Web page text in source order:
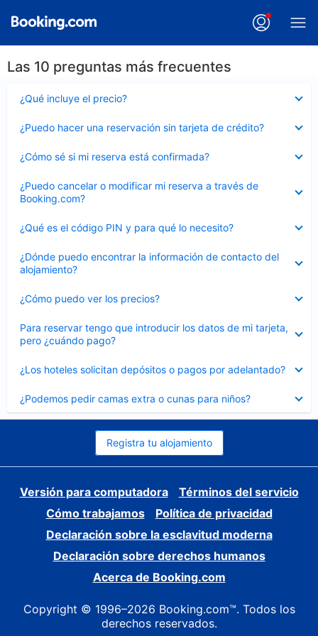
Las 10 preguntas más frecuentes
¿Qué incluye el precio?
cerrado
¿Puedo hacer una reservación sin tarjeta de crédito?
cerrado
¿Cómo sé si mi reserva está confirmada?
cerrado
¿Puedo cancelar o modificar mi reserva a través de
Booking.com?
cerrado
¿Qué es el código PIN y para qué lo necesito?
cerrado
¿Dónde puedo encontrar la información de contacto del
alojamiento?
cerrado
¿Cómo puedo ver los precios?
cerrado
Para reservar tengo que introducir los datos de mi tarjeta,
pero ¿cuándo pago?
cerrado
¿Los hoteles solicitan depósitos o pagos por adelantado?
cerrado
¿Podemos pedir camas extra o cunas para niños?
cerrado
Registra tu alojamiento
Versión para computadora
Términos del servicio
Cómo trabajamos
Política de privacidad
Declaración sobre la esclavitud moderna
Declaración sobre derechos humanos
Acerca de Booking.com
Copyright © 1996–2026 Booking.com™. Todos los
derechos reservados.